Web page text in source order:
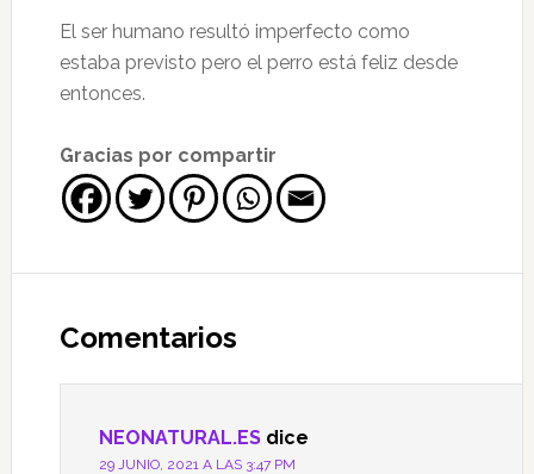
El ser humano resultó imperfecto como
estaba previsto pero el perro está feliz desde
entonces.
Gracias por compartir
con
los
lectores
Comentarios
NEONATURAL.ES dice
29 JUNIO, 2021 A LAS 3:47 PM